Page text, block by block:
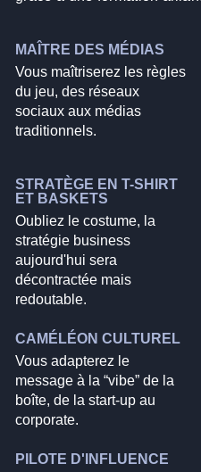
MAÎTRE DES MÉDIAS
Vous maîtriserez les règles
du jeu, des réseaux
sociaux aux médias
traditionnels.
STRATÈGE EN T-SHIRT
ET BASKETS
Oubliez le costume, la
stratégie business
aujourd'hui sera
décontractée mais
redoutable.
CAMÉLÉON CULTUREL
Vous adapterez le
message à la “vibe” de la
boîte, de la start-up au
corporate.
PILOTE D'INFLUENCE